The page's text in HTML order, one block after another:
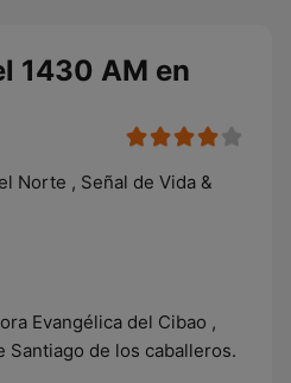
1430 AM en
Norte , Señal de Vida &
Evangélica del Cibao ,
Santiago de los caballeros.